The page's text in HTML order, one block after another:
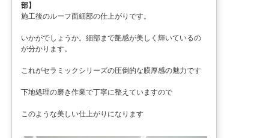
部】
施工後のルーフ面細部の仕上がりです。
いかがでしょうか。細部まで艶感が美しく輝いているの
が分かります。
これがセラミックシリーズの圧倒的な膜厚感の魅力です
下地処理の磨き作業で丁寧に整えていますので
このような美しい仕上がりになります